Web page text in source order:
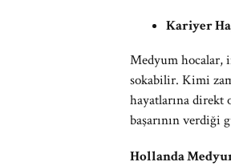
Kariyer
Medyum hocalar,
sokabilir. Kimi
hayatlarına direkt
başarının verdiği
Hollanda